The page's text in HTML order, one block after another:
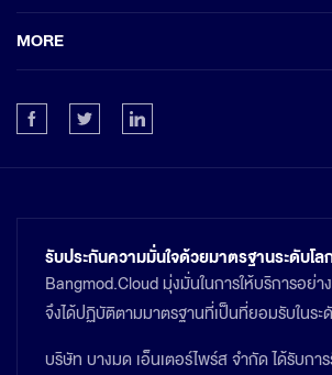
MORE
รับประกันความมั่นใจด้วยมาตรฐานระดับโล
Bangmod.Cloud มุ่งมั่นในการให้บริการอ
จึงได้ปฏิบัติตามมาตรฐานที่เป็นที่ยอมรับในระ
บริษัท บางมด เอ็นเตอร์ไพร์ส จำกัด ได้รับกา